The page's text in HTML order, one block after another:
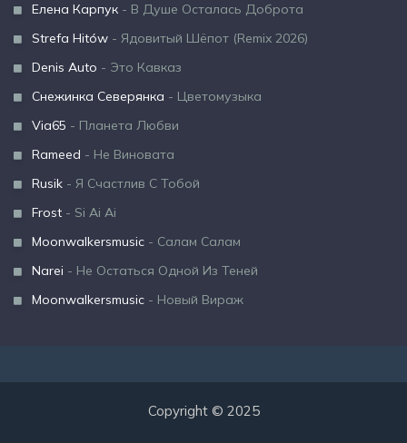
Елена Карпук - В Душе Осталась Доброта
Strefa Hitów - Ядовитый Шёпот (Remix 2026)
Denis Auto - Это Кавказ
Снежинка Северянка - Цветомузыка
Via65 - Планета Любви
Rameed - Не Виновата
Rusik - Я Счастлив С Тобой
Frost - Si Ai Ai
Moonwalkersmusic - Салам Салам
Narei - Не Остаться Одной Из Теней
Moonwalkersmusic - Новый Вираж
Copyright © 2025